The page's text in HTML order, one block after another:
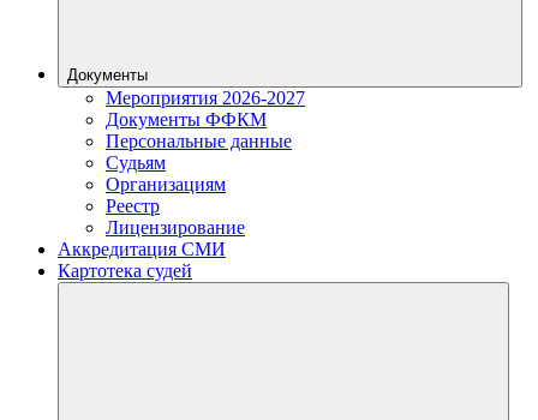
Документы
Мероприятия 2026-2027
Документы ФФКМ
Персональные данные
Судьям
Организациям
Реестр
Лицензирование
Аккредитация СМИ
Картотека судей